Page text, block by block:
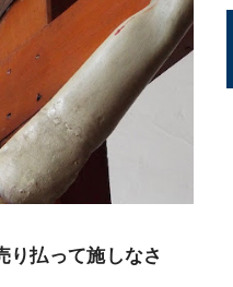
り払って施しなさ